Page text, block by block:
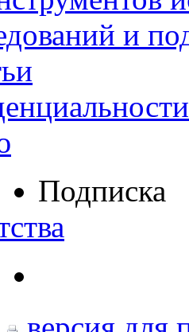
и
Подписка